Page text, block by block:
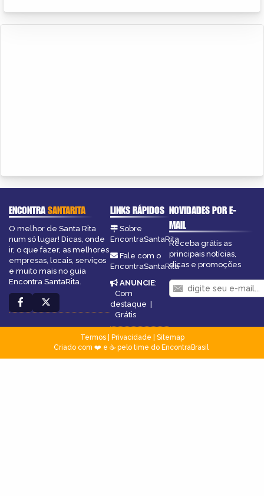
ENCONTRASANTARITA
O melhor de Santa Rita
num só lugar! Dicas, onde
ir, o que fazer, as melhores
empresas, locais, serviços
e muito mais no guia
Encontra SantaRita.
LINKS RÁPIDOS
Sobre
EncontraSantaRita
Fale com o
EncontraSantaRita
ANUNCIE:
Com
destaque |
Grátis
NOVIDADES POR E-
MAIL
Receba grátis as
principais notícias,
dicas e promoções
Termos| Privacidade
Sitemap
Criado com ❤️ e ☕ pelo time do EncontraBrasil